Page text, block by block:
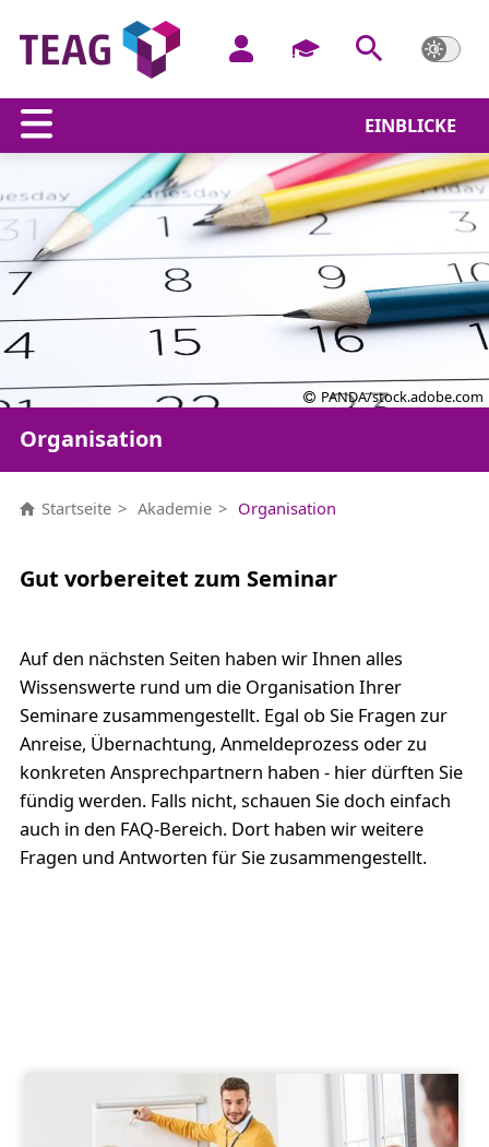
EINBLICKE
PANDA/stock.adobe.com
Organisation
Startseite Akademie Organisation
Gut vorbereitet zum Seminar
Auf den nächsten Seiten haben wir Ihnen alles
Wissenswerte rund um die Organisation Ihrer
Seminare zusammengestellt. Egal ob Sie Fragen zur
Anreise, Übernachtung, Anmeldeprozess oder zu
konkreten Ansprechpartnern haben - hier dürften Sie
fündig werden. Falls nicht, schauen Sie doch einfach
auch in den FAQ-Bereich. Dort haben wir weitere
Fragen und Antworten für Sie zusammengestellt.